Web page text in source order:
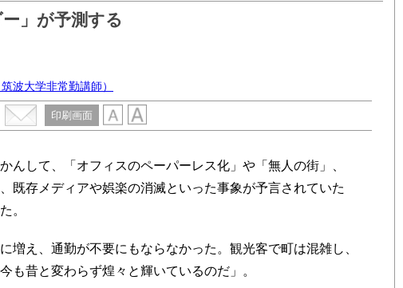
」が予測する
波大学非常勤講師）
印刷画面
んして、「オフィスのペーパーレス化」や「無人の街」、
既存メディアや娯楽の消滅といった事象が予言されていた
。
増え、通勤が不要にもならなかった。観光客で町は混雑し、
も昔と変わらず煌々と輝いているのだ」。